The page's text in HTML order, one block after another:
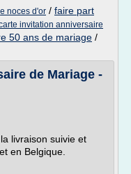
noces d'or / faire part
invitation anniversaire
50 ans de mariage /
de Mariage -
livraison suivie et
en Belgique.